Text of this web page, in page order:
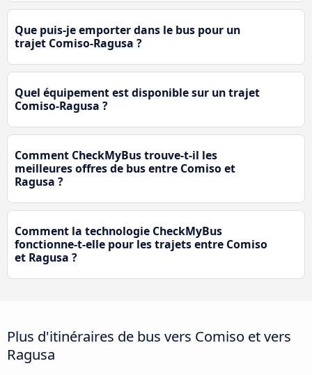
Que puis-je emporter dans le bus pour un
trajet Comiso-Ragusa ?
Quel équipement est disponible sur un trajet
Comiso-Ragusa ?
Comment CheckMyBus trouve-t-il les
meilleures offres de bus entre Comiso et
Ragusa ?
Comment la technologie CheckMyBus
fonctionne-t-elle pour les trajets entre Comiso
et Ragusa ?
Plus d'itinéraires de bus vers Comiso et vers
Ragusa